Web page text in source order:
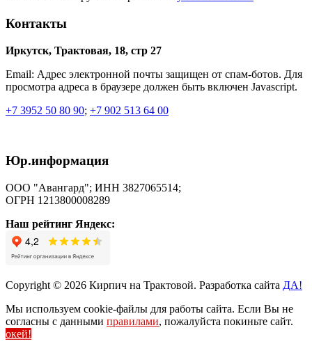
Контакты
Иркутск, Трактовая, 18, стр 27
Email: Адрес электронной почты защищен от спам-ботов. Для
просмотра адреса в браузере должен быть включен Javascript.
+7 3952 50 80 90; +7 902 513 64 00
Юр.информация
ООО "Авангард"; ИНН 3827065514;
ОГРН 1213800008289
Наш рейтинг Яндекс:
Copyright © 2026 Кирпич на Трактовой. Разработка сайта ДА!
Мы используем cookie-файлы для работы сайта. Если Вы не
согласны с данными правилами, пожалуйста покиньте сайт.
окей!